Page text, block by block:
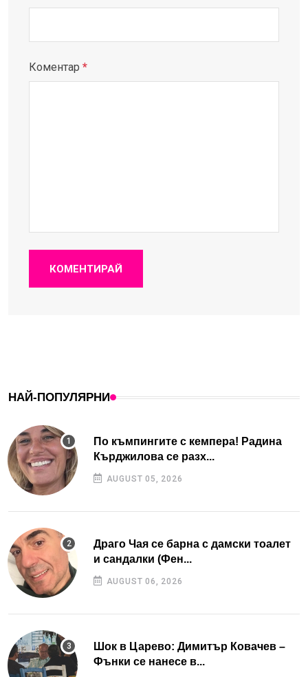
Коментар *
КОМЕНТИРАЙ
НАЙ-ПОПУЛЯРНИ
По къмпингите с кемпера! Радина
Кърджилова се разх...
AUGUST 05, 2026
Драго Чая се барна с дамски тоалет
и сандалки (Фен...
AUGUST 06, 2026
Шок в Царево: Димитър Ковачев –
Фънки се нанесе в...